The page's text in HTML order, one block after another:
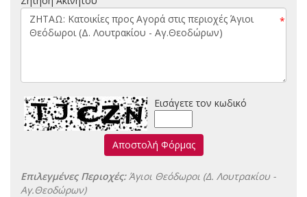
*
Εισάγετε τον κωδικό
Αποστολή Φόρμας
Επιλεγμένες Περιοχές: Άγιοι Θεόδωροι (Δ. Λουτρακίου -
Αγ.Θεοδώρων)